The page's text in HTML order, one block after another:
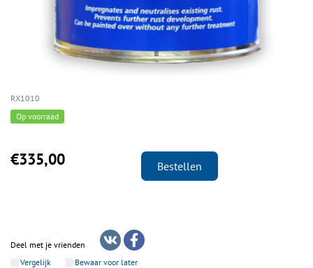
RX1010
Op voorraad
€335,00 Bestellen
Deel met je vrienden
Vergelijk
Bewaar voor later